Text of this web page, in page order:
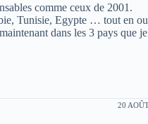
comme ceux de 2001.
Tunisie, Egypte … tout en
dans les 3 pays que
20